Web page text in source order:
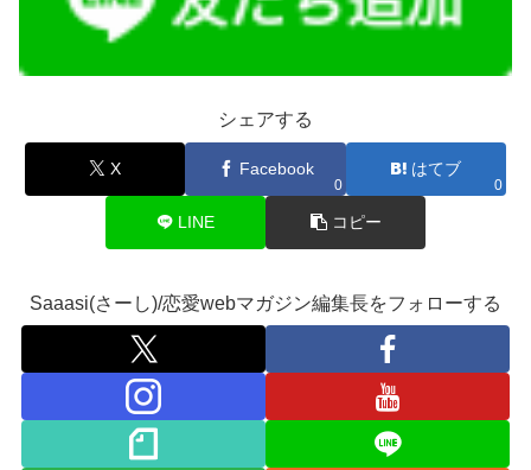
シェアする
X Facebook
0
はてブ
0
LINE コピー
Saaasi(さーし)/恋愛webマガジン編集長をフォローする